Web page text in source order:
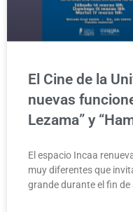
El Cine de la
nuevas
Lezama” y
El espacio Incaa
muy diferentes que
grande durante el fin de